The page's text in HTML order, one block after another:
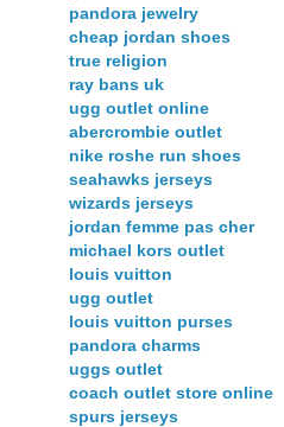
pandora jewelry
cheap jordan shoes
true religion
ray bans uk
ugg outlet online
abercrombie outlet
nike roshe run shoes
seahawks jerseys
wizards jerseys
jordan femme pas cher
michael kors outlet
louis vuitton
ugg outlet
louis vuitton purses
pandora charms
uggs outlet
coach outlet store online
spurs jerseys